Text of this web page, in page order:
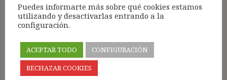
Comentario*
Puedes informarte más sobre qué cookies estamos
utilizando y desactivarlas entrando a la
configuración.
ACEPTAR TODO
CONFIGURACIÓN
RECHAZAR COOKIES